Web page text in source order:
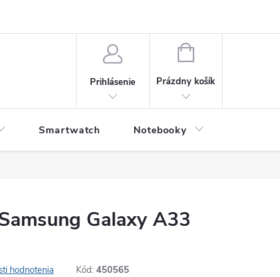
Prihlásenie
NÁKUPNÝ
Prázdny košík
Smartwatch Notebooky
Galaxy A33
hodnotenia Kód: 450565